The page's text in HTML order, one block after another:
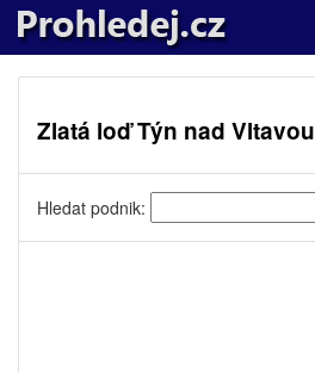
Zlatá loď Týn nad Vltavou
Hledat podnik: